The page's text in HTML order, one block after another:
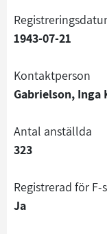
1943-07-21
Kontaktperson
Gabrielson, Inga
Antal anställda
323
registrerad för F-
Ja